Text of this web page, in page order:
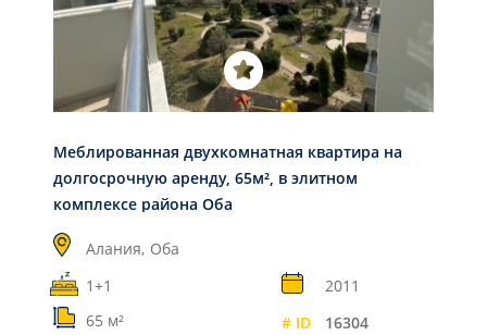
Меблированная двухкомнатная квартира на
долгосрочную аренду, 65м², в элитном
комплексе района Оба
Алания, Оба
1+1
2011
65 м²
# ID 16304